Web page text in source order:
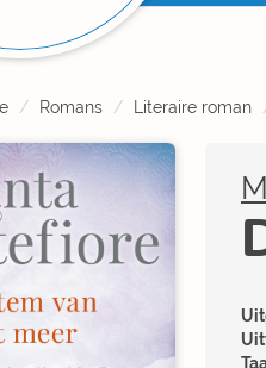
Romans Literaire roman